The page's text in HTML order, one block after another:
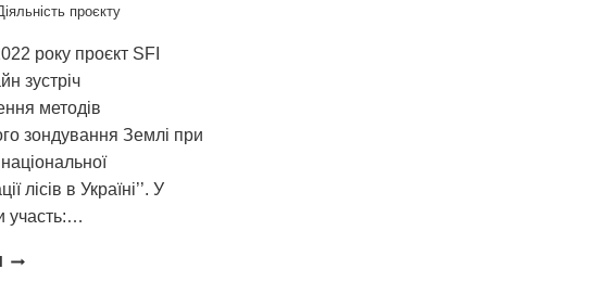
проєкту
року проєкт SFІ
зустріч
методів
зондування Землі при
лісів в Україні’’. У
участь:…
ВПРОВАДЖЕННЯ